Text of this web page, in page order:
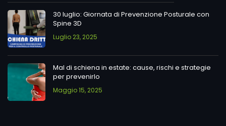
30 luglio: Giornata di Prevenzione Posturale con
Spine 3D
Luglio 23, 2025
Mal di schiena in estate: cause, rischi e strategie
per prevenirlo
Maggio 15, 2025